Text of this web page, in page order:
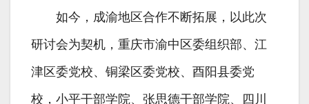
如今，成渝地区合作不断拓展，以此次
研讨会为契机，重庆市渝中区委组织部、江
津区委党校、铜梁区委党校、酉阳县委党
校，小平干部学院、张思德干部学院、四川